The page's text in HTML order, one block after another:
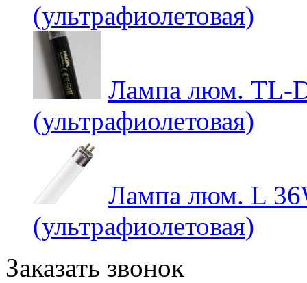
(ультрафиолетовая)
Лампа люм. TL-
(ультрафиолетовая)
Лампа люм. L
(ультрафиолетовая)
Заказать звонок